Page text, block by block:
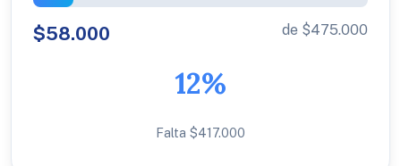
$58.000 de $475.000
12%
Falta $417.000